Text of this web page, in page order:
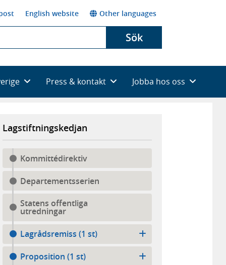
English website Other languages
Sök
Press & kontakt Jobba hos oss
Lagstiftningskedjan
Kommittédirektiv
Departementsserien
Statens offentliga
utredningar
Lagrådsremiss (1 st)
Proposition (1 st)